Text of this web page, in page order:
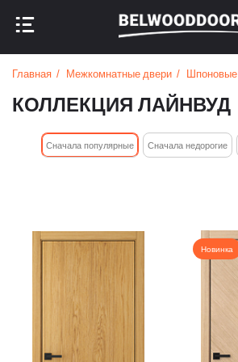
НАЗАД В МЕНЮ
НАЗАД В МЕНЮ
Главная Межкомнатные двери Шпоновые
КОЛЛЕКЦИЯ ЛАЙНВУД
Cначала популярные Сначала недорогие
Новинка